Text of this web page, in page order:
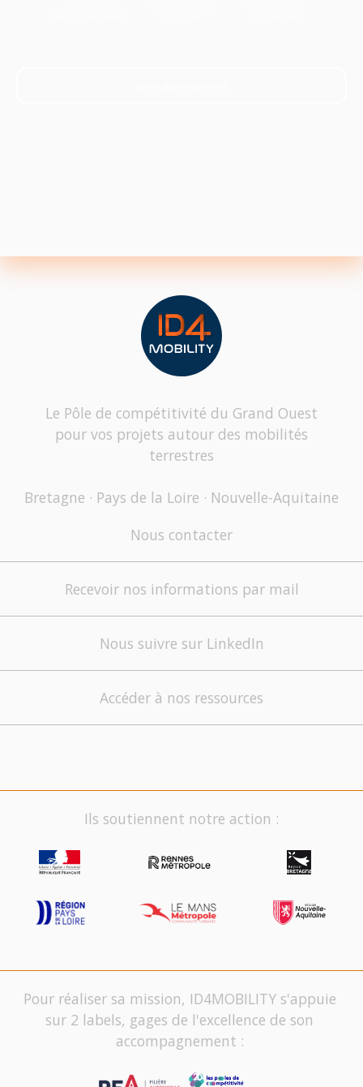
Le Pôle de compétitivité du Grand Ouest
pour vos projets autour des mobilités
terrestres
Bretagne · Pays de la Loire · Nouvelle-Aquitaine
Nous contacter
Recevoir nos informations par mail
Nous suivre sur LinkedIn
Accéder à nos ressources
Ils soutiennent notre action :
Pour réaliser sa mission, ID4MOBILITY s'appuie
sur 2 labels, gages de l'excellence de son
accompagnement :